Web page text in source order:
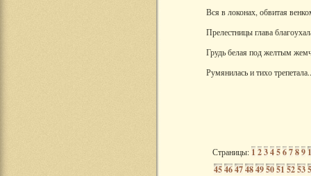
Вся в локонах, обвитая
Прелестницы глава
Грудь белая под желтым
Румянилась и тихо
Страницы:1 23456789
454647484950515253